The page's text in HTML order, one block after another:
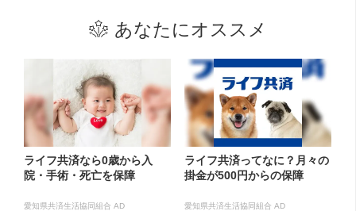
あなたにオススメ
ライフ共済なら0歳から入
院・手術・死亡を保障
愛知県共済生活協同組合 AD
ライフ共済ってなに？月々の
掛金が500円からの保障
愛知県共済生活協同組合 AD